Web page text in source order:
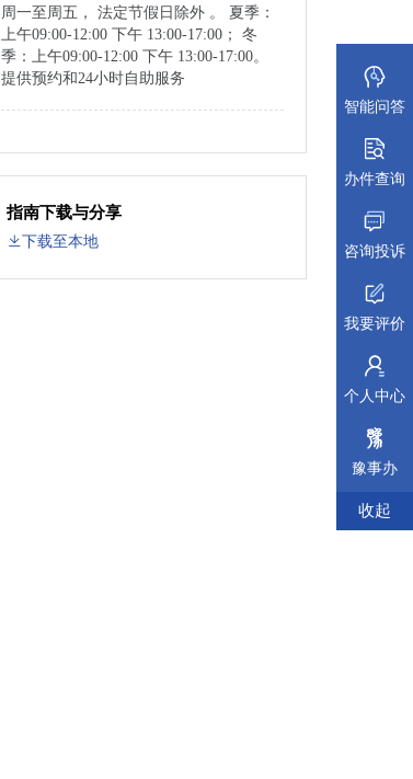
材料依据
周一至周五， 法定节假日除外 。 夏季：
上午09:00-12:00 下午 13:00-17:00； 冬
季：上午09:00-12:00 下午 13:00-17:00。
提供预约和24小时自助服务
指南下载与分享
下载至本地
智能问答
办件查询
咨询投诉
我要评价
个人中心
豫事办
收起